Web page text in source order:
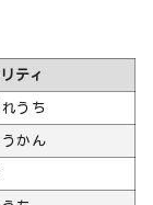
ティ
うち
かん